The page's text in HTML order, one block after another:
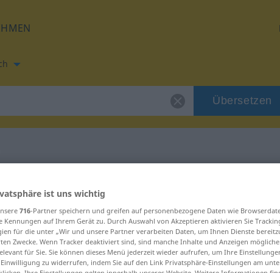
Übersetzen
für "gönnen"
ist uns wichtig
716-Partner speichern und greifen auf personenbezogene Daten wie
Kennungen auf Ihrem Gerät zu. Durch Auswahl von Akzeptieren aktivieren Sie
für die unter „Wir und unsere Partner verarbeiten Daten, um Ihnen Dienste
Zwecke. Wenn Tracker deaktiviert sind, sind manche Inhalte und Anzeigen
für Sie. Sie können dieses Menü jederzeit wieder aufrufen, um Ihre
zu widerrufen, indem Sie auf den Link Privatsphäre-Einstellungen am